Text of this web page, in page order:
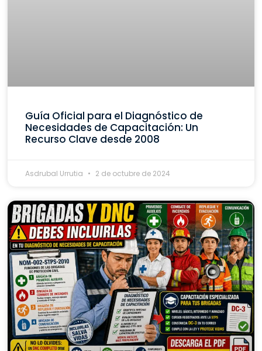
Guía Oficial para el Diagnóstico de
Necesidades de Capacitación: Un
Recurso Clave desde 2008
Asdrubal Urrutia 2 de octubre de 2024